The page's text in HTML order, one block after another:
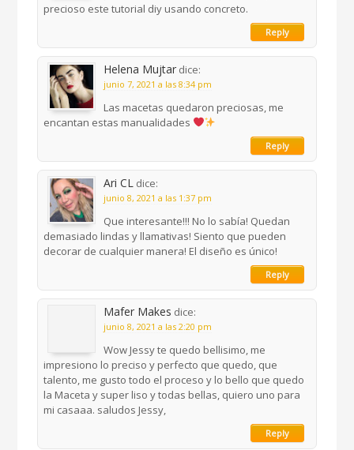
precioso este tutorial diy usando concreto.
Reply
Helena Mujtar dice:
junio 7, 2021 a las 8:34 pm
Las macetas quedaron preciosas, me
encantan estas manualidades
Reply
Ari CL dice:
junio 8, 2021 a las 1:37 pm
Que interesante!!! No lo sabía! Quedan
demasiado lindas y llamativas! Siento que pueden
decorar de cualquier manera! El diseño es único!
Reply
Mafer Makes dice:
junio 8, 2021 a las 2:20 pm
Wow Jessy te quedo bellisimo, me
impresiono lo preciso y perfecto que quedo, que
talento, me gusto todo el proceso y lo bello que quedo
la Maceta y super liso y todas bellas, quiero uno para
mi casaaa. saludos Jessy,
Reply